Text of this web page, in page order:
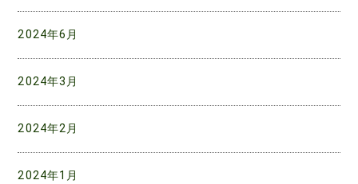
2024年6月
2024年3月
2024年2月
2024年1月